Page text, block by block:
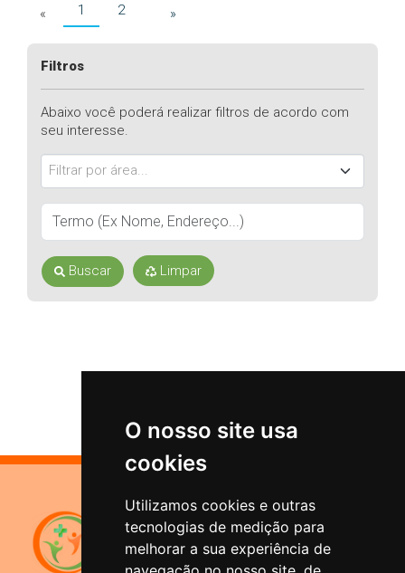
O nosso site usa
cookies
Utilizamos cookies e outras
tecnologias de medição para
melhorar a sua experiência de
« 1 2 »
Filtros
Abaixo você poderá realizar filtros de acordo com
seu interesse.
Filtrar por área...
Buscar Limpar
Sistema de Previdência
Municipal
Santana do Livramento